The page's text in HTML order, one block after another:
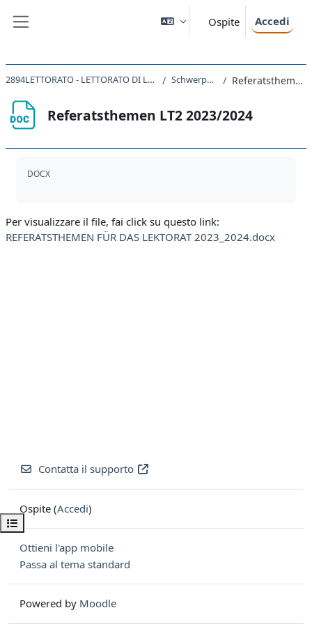
Ospite Accedi
Apri indice del corso
2894LETTORATO - LETTORATO DI LINGUA TEDESCA CIA LT2 Kofler 2023 Schwerpunkt Referate Referatsthemen LT2 2023/2024
Referatsthemen LT2 2023/2024
DOCX
Per visualizzare il file, fai click su questo link:
REFERATSTHEMEN FÜR DAS LEKTORAT 2023_2024.docx
Contatta il supporto
Ospite (Accedi)
Ottieni l'app mobile
Passa al tema standard
Powered by Moodle